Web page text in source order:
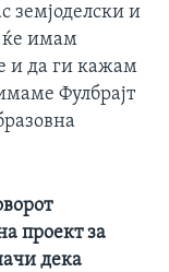
земјоделски и
ќе имам
и да ги кажам
Фулбрајт
проект за
дека